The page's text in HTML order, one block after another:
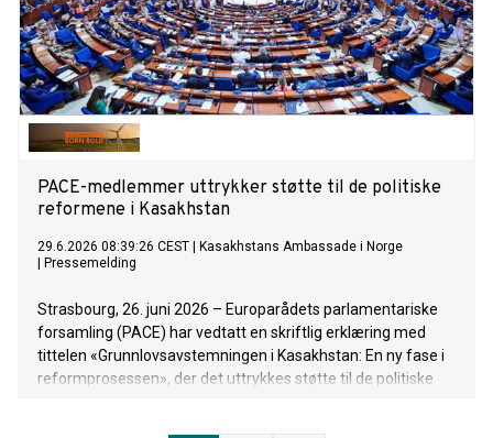
PACE-medlemmer uttrykker støtte til de politiske
reformene i Kasakhstan
29.6.2026 08:39:26 CEST
Kasakhstans Ambassade i Norge
Pressemelding
Strasbourg, 26. juni 2026 – Europarådets parlamentariske
forsamling (PACE) har vedtatt en skriftlig erklæring med
tittelen «Grunnlovsavstemningen i Kasakhstan: En ny fase i
reformprosessen», der det uttrykkes støtte til de politiske